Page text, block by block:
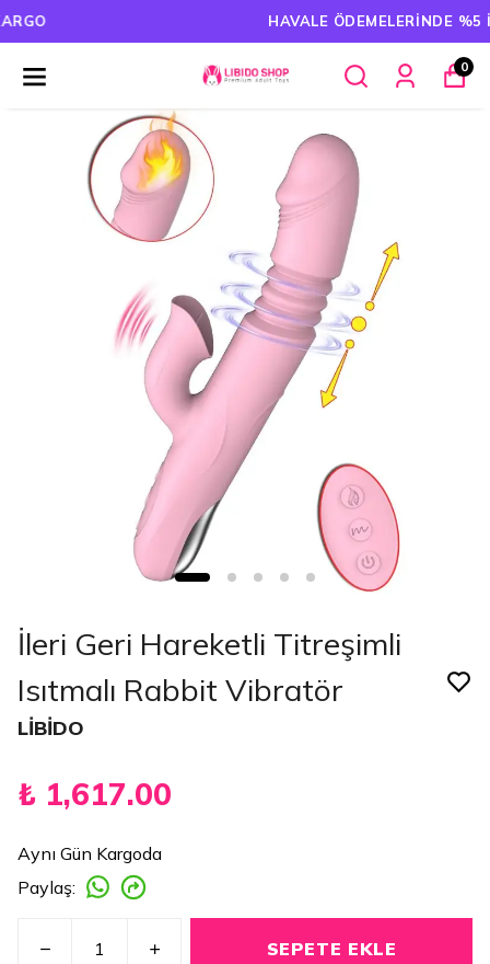
HAVALE ÖDEMELERINDE %5 İNDIRIM
0
İleri Geri Hareketli Titreşimli
Isıtmalı Rabbit Vibratör
LİBİDO
₺ 1,617.00
Aynı Gün Kargoda
Paylaş:
SEPETE EKLE